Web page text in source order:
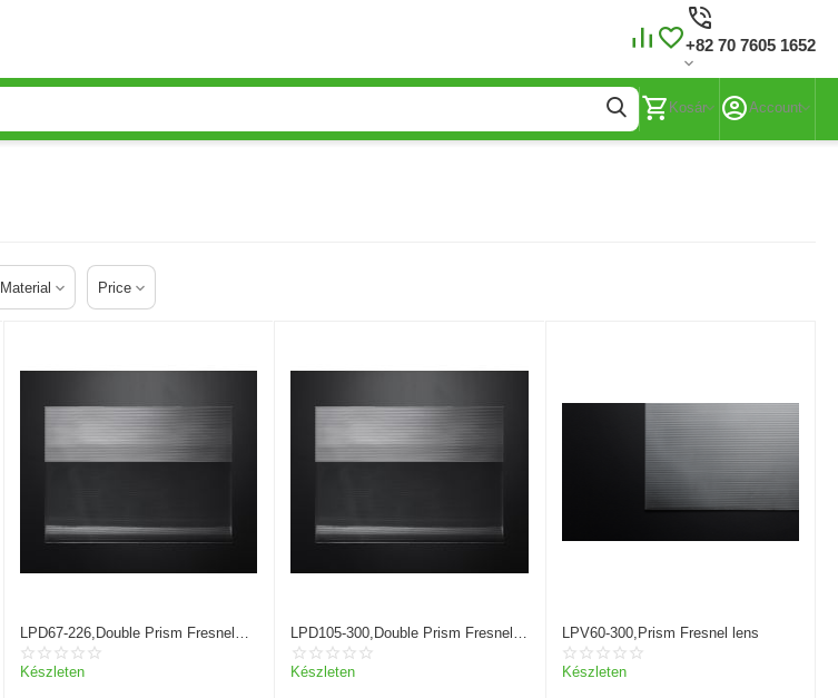
+82 70 7605 1652
Kosár Account
Material Price
LPD67-226,Double Prism Fresnel
lens
Készleten
LPD105-300,Double Prism Fresnel
lens
Készleten
LPV60-300,Prism Fresnel lens
Készleten